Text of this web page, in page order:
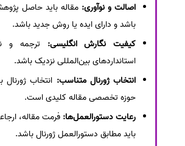
اصالت و نوآوری: مقاله باید حاصل
باشد و دارای ایده یا روش جدید باشد.
کیفیت نگارش انگلیسی: ترجمه و
استانداردهای بین‌المللی نزدیک باشد.
انتخاب ژورنال متناسب: انتخاب
حوزه تخصصی مقاله کلیدی است.
رعایت دستورالعمل‌ها: فرمت مقاله،
باید مطابق دستورالعمل ژورنال باشد.